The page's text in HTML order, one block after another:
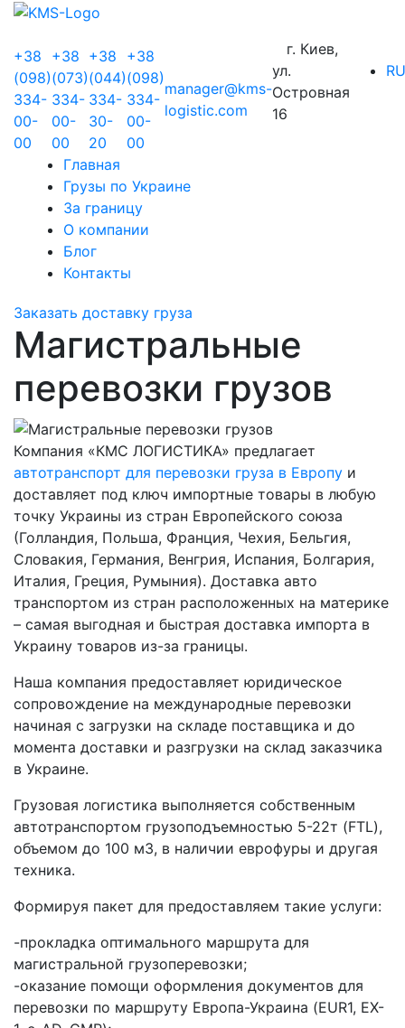
+38
(098)
334-
00-
00
+38
(073)
334-
00-
00
+38
(044)
334-
30-
20
+38
(098)
334-
00-
00
manager@kms-
logistic.com
г. Киев,
ул.
Островная
16
RU
Главная
Грузы по Украине
За границу
О компании
Блог
Контакты
Заказать доставку груза
Магистральные
перевозки грузов
Компания «КМС ЛОГИСТИКА» предлагает
автотранспорт для перевозки груза в Европу и
доставляет под ключ импортные товары в любую
точку Украины из стран Европейского союза
(Голландия, Польша, Франция, Чехия, Бельгия,
Словакия, Германия, Венгрия, Испания, Болгария,
Италия, Греция, Румыния). Доставка авто
транспортом из стран расположенных на материке
– самая выгодная и быстрая доставка импорта в
Украину товаров из-за границы.
Наша компания предоставляет юридическое
сопровождение на международные перевозки
начиная с загрузки на складе поставщика и до
момента доставки и разгрузки на склад заказчика
в Украине.
Грузовая логистика выполняется собственным
автотранспортом грузоподъемностью 5-22т (FTL),
объемом до 100 м3, в наличии еврофуры и другая
техника.
Формируя пакет для предоставляем такие услуги:
-прокладка оптимального маршрута для
магистральной грузоперевозки;
-оказание помощи оформления документов для
перевозки по маршруту Европа-Украина (EUR1, EX-